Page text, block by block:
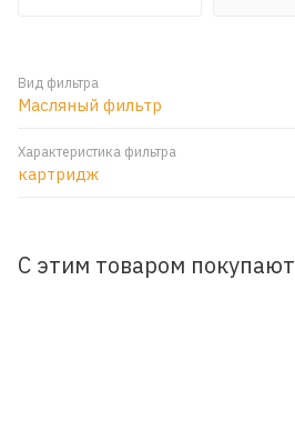
Вид фильтра
Масляный фильтр
Характеристика фильтра
картридж
С этим товаром покупают